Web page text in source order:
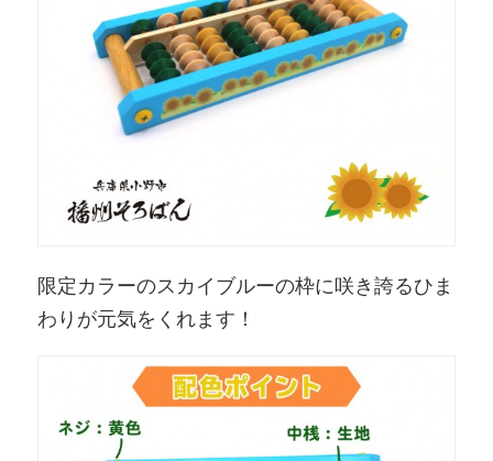
限定カラーのスカイブルーの枠に咲き誇るひま
わりが元気をくれます！